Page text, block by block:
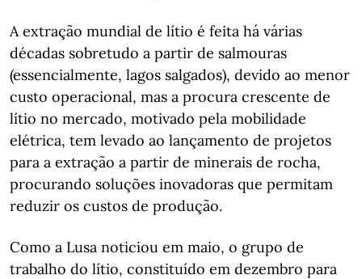
A extração mundial de lítio é feita há várias
décadas sobretudo a partir de salmouras
(essencialmente, lagos salgados), devido ao menor
custo operacional, mas a procura crescente de
lítio no mercado, motivado pela mobilidade
elétrica, tem levado ao lançamento de projetos
para a extração a partir de minerais de rocha,
procurando soluções inovadoras que permitam
reduzir os custos de produção.
Como a Lusa noticiou em maio, o grupo de
trabalho do lítio, constituído em dezembro para